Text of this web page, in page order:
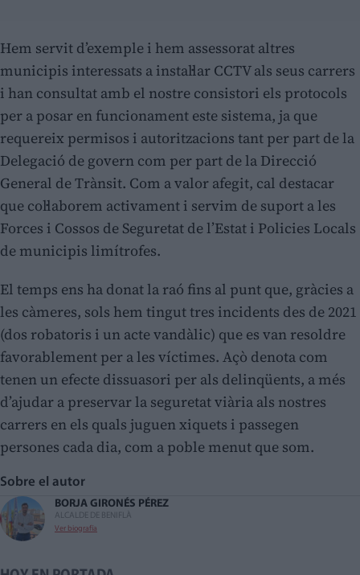
Hem servit d’exemple i hem assessorat altres
municipis interessats a instal·lar CCTV als seus carrers
i han consultat amb el nostre consistori els protocols
per a posar en funcionament este sistema, ja que
requereix permisos i autoritzacions tant per part de la
Delegació de govern com per part de la Direcció
General de Trànsit. Com a valor afegit, cal destacar
que col·laborem activament i servim de suport a les
Forces i Cossos de Seguretat de l’Estat i Policies Locals
de municipis limítrofes.
El temps ens ha donat la raó fins al punt que, gràcies a
les càmeres, sols hem tingut tres incidents des de 2021
(dos robatoris i un acte vandàlic) que es van resoldre
favorablement per a les víctimes. Açò denota com
tenen un efecte dissuasori per als delinqüents, a més
d’ajudar a preservar la seguretat viària als nostres
carrers en els quals juguen xiquets i passegen
persones cada dia, com a poble menut que som.
Sobre el autor
BORJA GIRONÉS PÉREZ
ALCALDE DE BENIFLÀ
Ver biografía